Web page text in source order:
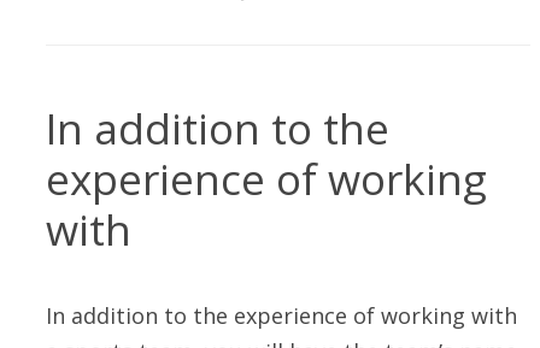
In addition to the
experience of working
with
In addition to the experience of working with